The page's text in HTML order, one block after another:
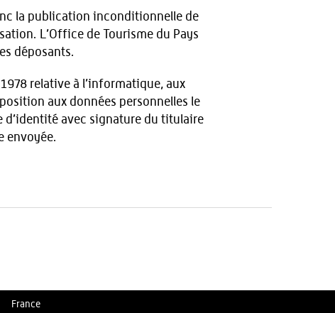
la publication inconditionnelle de
L’Office de Tourisme du Pays
déposants.
relative à l’informatique, aux
aux données personnelles le
d’identité avec signature du titulaire
envoyée.
France